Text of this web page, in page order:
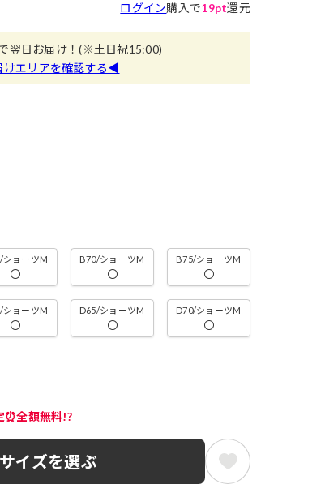
ログイン購入で19pt還元
翌日お届け！(※土日祝15:00)
エリアを確認する◀
ショーツM
〇
B70/ショーツM
〇
B75/ショーツM
〇
ショーツM
〇
D65/ショーツM
〇
D70/ショーツM
〇
⏰全額無料!?
イズを選ぶ